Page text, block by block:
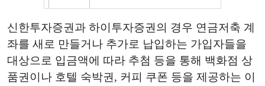
신한투자증권과 하이투자증권의 경우 연금저축 계
좌를 새로 만들거나 추가로 납입하는 가입자들을
대상으로 입금액에 따라 추첨 등을 통해 백화점 상
품권이나 호텔 숙박권, 커피 쿠폰 등을 제공하는 이